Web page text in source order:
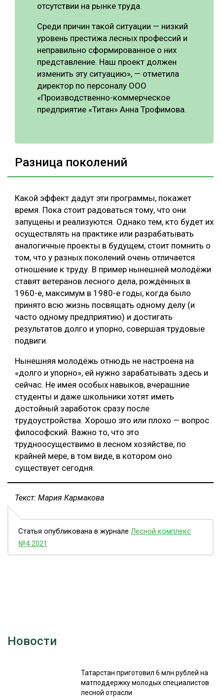
отсутствии на рынке труда.
Среди причин такой ситуации — низкий
уровень престижа лесных профессий и
неправильно сформированное о них
представление. Наш проект должен
изменить эту ситуацию», — отметила
директор по персоналу ООО
«Производственно-коммерческое
предприятие «Титан» Анна Трофимова.
Разница поколений
Какой эффект дадут эти программы, покажет
время. Пока стоит радоваться тому, что они
запущены и реализуются. Однако тем, кто будет их
осуществлять на практике или разрабатывать
аналогичные проекты в будущем, стоит помнить о
том, что у разных поколений очень отличается
отношение к труду. В пример нынешней молодёжи
ставят ветеранов лесного дела, рождённых в
1960-е, максимум в 1980-е годы, когда было
принято всю жизнь посвящать одному делу (и
часто одному предприятию) и достигать
результатов долго и упорно, совершая трудовые
подвиги.
Нынешняя молодёжь отнюдь не настроена на
«долго и упорно», ей нужно зарабатывать здесь и
сейчас. Не имея особых навыков, вчерашние
студенты и даже школьники хотят иметь
достойный заработок сразу после
трудоустройства. Хорошо это или плохо — вопрос
философский. Важно то, что это
трудноосуществимо в лесном хозяйстве, по
крайней мере, в том виде, в котором оно
существует сегодня.
Текст: Мария Кармакова
Статья опубликована в журнале Лесной комплекс
№4 2021
Новости
Татарстан приготовил 6 млн рублей на
матподдержку молодых специалистов
лесной отрасли